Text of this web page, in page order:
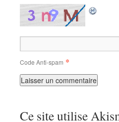
Code Anti-spam *
Ce site utilise